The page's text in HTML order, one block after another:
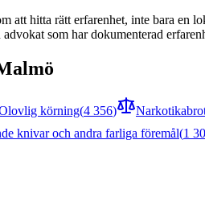
att hitta rätt erfarenhet, inte bara en
som har dokumenterad
körning(4 356)
knivar och andra farliga föremål(1